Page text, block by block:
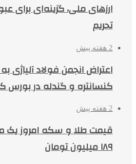
ارزهای ملی، گزینه‌ای برای
تحریم
2 هفته پیش
اعتراض انجمن فولاد آلیاژی
کنسانتره و گندله در بورس
2 هفته پیش
قیمت طلا و سکه امروز یک
۱۸۹ میلیون تومان